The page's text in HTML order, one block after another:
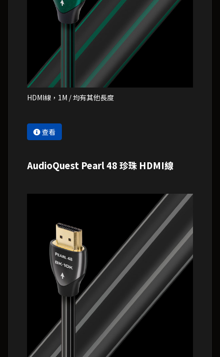
HDMI線，1M / 均有其他長度
查看
AudioQuest Pearl 48 珍珠 HDMI線